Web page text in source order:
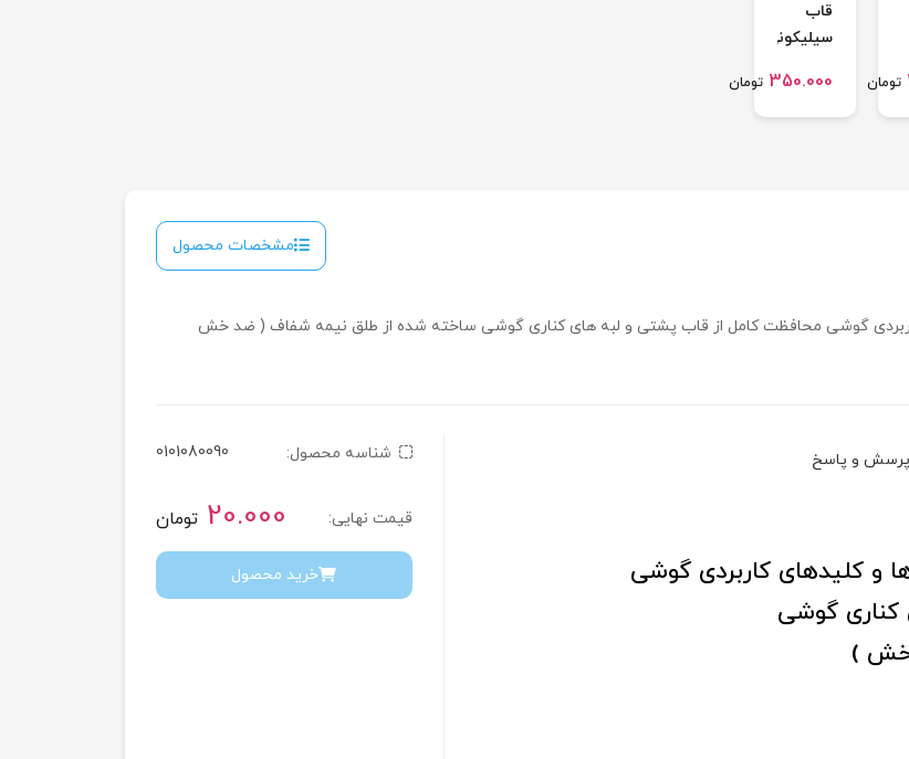
تومان
قاب
سیلیکونی
آیفون
11Promax
تومان350.000
مشخصات محصول
کاربردی گوشی محافظت کامل از قاب پشتی و لبه های کناری گوشی ساخته شده از طلق نیمه شفاف ( ضد خش
پرسش و پاسخ
و کلیدهای کاربردی گوشی
گوشی
خش )
شناسه محصول: 0101080090
قیمت نهایی: تومان20.000
خرید محصول